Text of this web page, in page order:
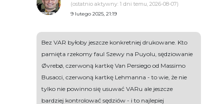
(ostatnio aktywny: 1 dni temu, 2026-08-07)
9 lutego 2025, 21:19
Bez VAR byłoby jeszcze konkretniej drukowane. Kto
pamięta rzekomy faul Szewy na Puyolu, sędziowanie
Øvrebø, czerwoną kartkę Van Persiego od Massimo
Busacci, czerwoną kartkę Lehmanna - to wie, że nie
tylko nie powinno się usuwać VARu ale jeszcze
bardziej kontrolować sędziów - i to najlepiej